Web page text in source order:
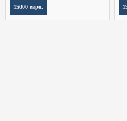
15000 евро.